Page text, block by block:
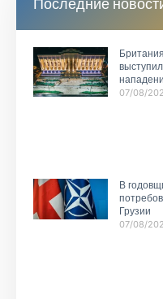
Последние
07/08/
В
Грузии
07/08/